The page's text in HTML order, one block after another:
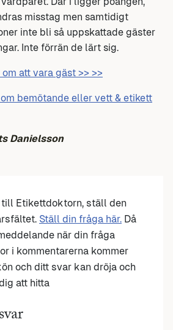
misstag men samtidigt
inte bli så uppskattade gäster
Inte förrän de lärt sig.
att vara gäst >> >>
bemötande eller vett & etikett
Danielsson
till Etikettdoktorn, ställ den
Ställ din fråga här. Då
när din fråga
i kommentarerna kommer
och ditt svar kan dröja och
att hitta